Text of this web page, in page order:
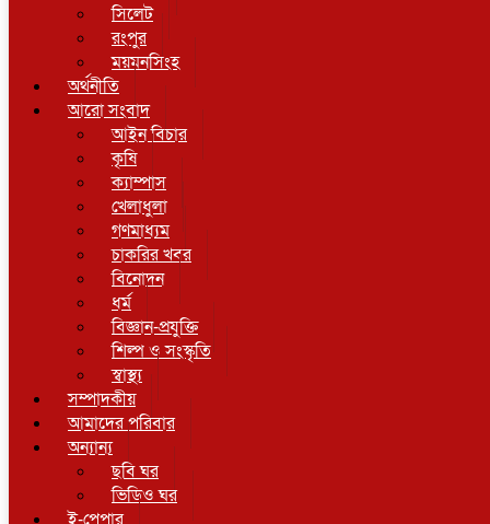
সিলেট
রংপুর
ময়মনসিংহ
অর্থনীতি
আরো সংবাদ
আইন বিচার
কৃষি
ক্যাম্পাস
খেলাধুলা
গণমাধ্যম
চাকরির খবর
বিনোদন
ধর্ম
বিজ্ঞান-প্রযুক্তি
শিল্প ও সংস্কৃতি
স্বাস্থ্য
সম্পাদকীয়
আমাদের পরিবার
অন্যান্য
ছবি ঘর
ভিডিও ঘর